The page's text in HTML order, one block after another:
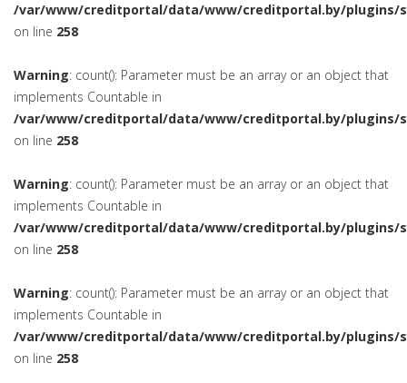
/var/www/creditportal/data/www/creditportal.by/plugins/
on line 258
Warning: count(): Parameter must be an array or an object that
implements Countable in
/var/www/creditportal/data/www/creditportal.by/plugins/
on line 258
Warning: count(): Parameter must be an array or an object that
implements Countable in
/var/www/creditportal/data/www/creditportal.by/plugins/
on line 258
Warning: count(): Parameter must be an array or an object that
implements Countable in
/var/www/creditportal/data/www/creditportal.by/plugins/
on line 258